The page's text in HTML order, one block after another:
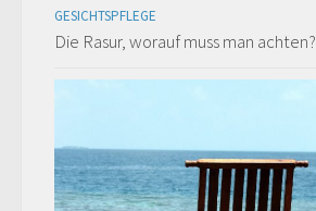
GESICHTSPFLEGE
Die Rasur, worauf muss man achten?